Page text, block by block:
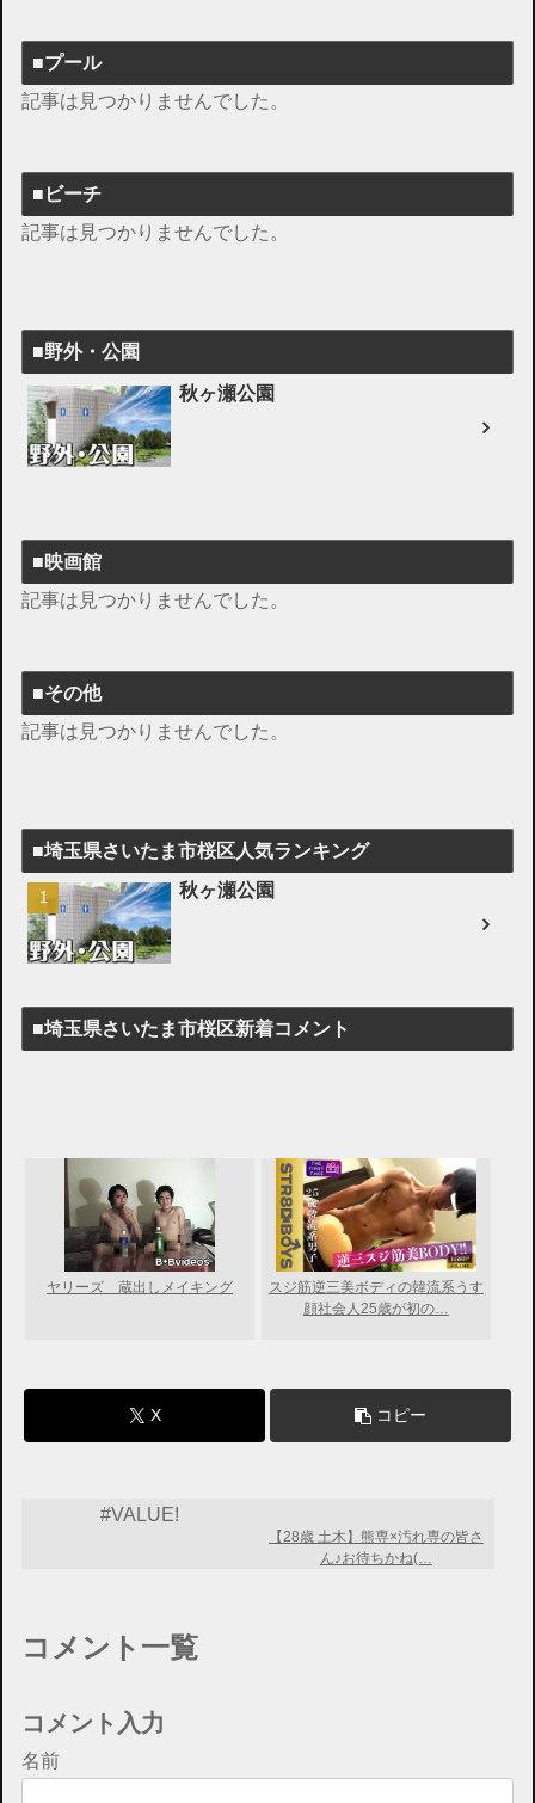
■プール
記事は見つかりませんでした。
■ビーチ
記事は見つかりませんでした。
■野外・公園
秋ヶ瀬公園
■映画館
記事は見つかりませんでした。
■その他
記事は見つかりませんでした。
■埼玉県さいたま市桜区人気ランキング
秋ヶ瀬公園
■埼玉県さいたま市桜区新着コメント
ヤリーズ 蔵出しメイキング
スジ筋逆三美ボディの韓流系うす
顔社会人25歳が初の…
X コピー
#VALUE!
【28歳 土木】熊専×汚れ専の皆さ
ん♪お待ちかね(…
コメント一覧
コメント入力
名前